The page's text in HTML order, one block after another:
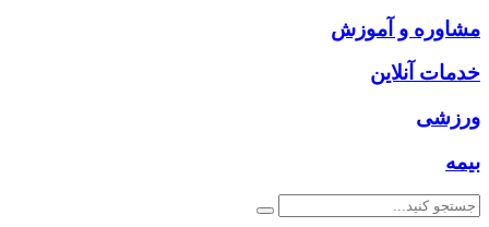
مشاوره و آموزش
خدمات آنلاین
ورزشی
بیمه